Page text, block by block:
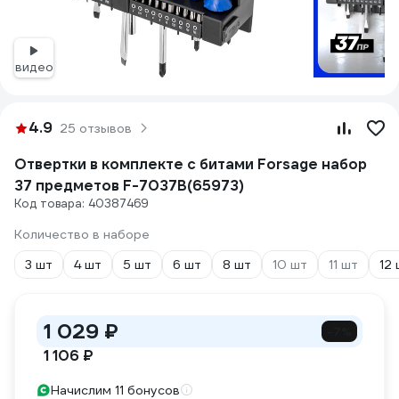
видео
4.9 25 отзывов
Отвертки в комплекте с битами Forsage набор
37 предметов F-7037B(65973)
Код товара: 40387469
Количество в наборе
3 шт
4 шт 5 шт 6 шт 8 шт 10 шт 11 шт 12
1 029 ₽
1 106 ₽
Начислим 11 бонусов